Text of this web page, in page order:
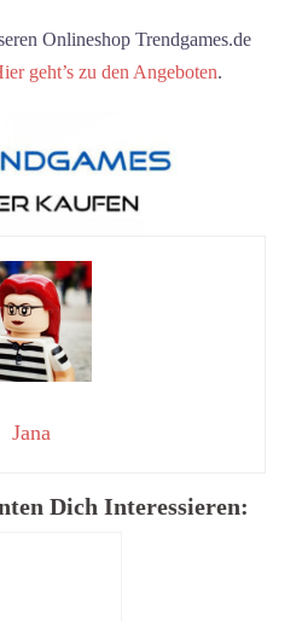
Onlineshop Trendgames.de
geht’s zu den Angeboten.
Jana
Dich Interessieren: